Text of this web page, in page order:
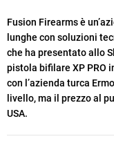
Fusion Firearms è
lunghe con soluzioni
che ha presentato allo
pistola bifilare XP PRO
con l’azienda turca
livello, ma il prezzo al
USA.